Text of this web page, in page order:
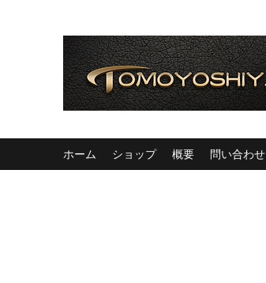
ホーム ショップ 概要 問い合わせ